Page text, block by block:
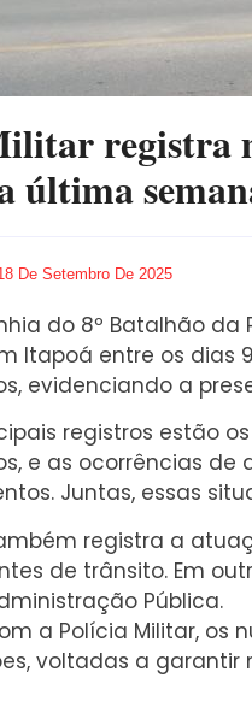
registra
última
De Setembro De 2025
do 8º Batalhão
Itapoá entre os dias
evidenciando a
registros estão
e as ocorrências de
Juntas, essas
registra a
de trânsito. Em
Pública.
a Polícia Militar, os
voltadas a